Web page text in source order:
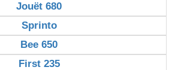
Jouët 680
Sprinto
Bee 650
First 235